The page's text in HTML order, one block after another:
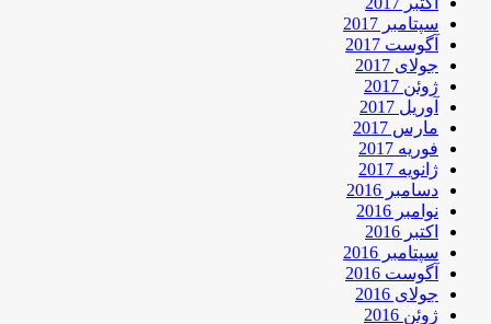
سپتامبر 2017
آگوست 2017
جولای 2017
ژوئن 2017
آوریل 2017
مارس 2017
فوریه 2017
ژانویه 2017
دسامبر 2016
نوامبر 2016
اکتبر 2016
سپتامبر 2016
آگوست 2016
جولای 2016
ژوئن 2016